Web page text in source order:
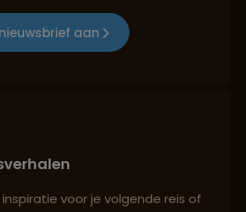
mét indivuele vrijheid
reisroutes
aan
voor je volgende reis of